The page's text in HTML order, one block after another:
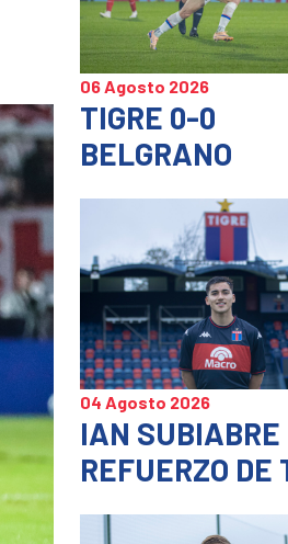
06 Agosto 2026
TIGRE 0-0
BELGRANO
04 Agosto 2026
IAN SUBIABRE
REFUERZO DE